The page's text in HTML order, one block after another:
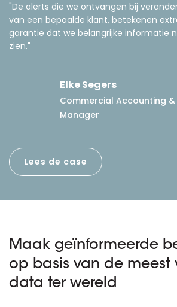
"De alerts die we ontvangen bij
van een bepaalde klant, betekenen
garantie dat we belangrijke informatie
zien."
Elke Segers
Commercial Accounting
Manager
Lees de case
Maak geïnformeerde
op basis van de meest
data ter wereld